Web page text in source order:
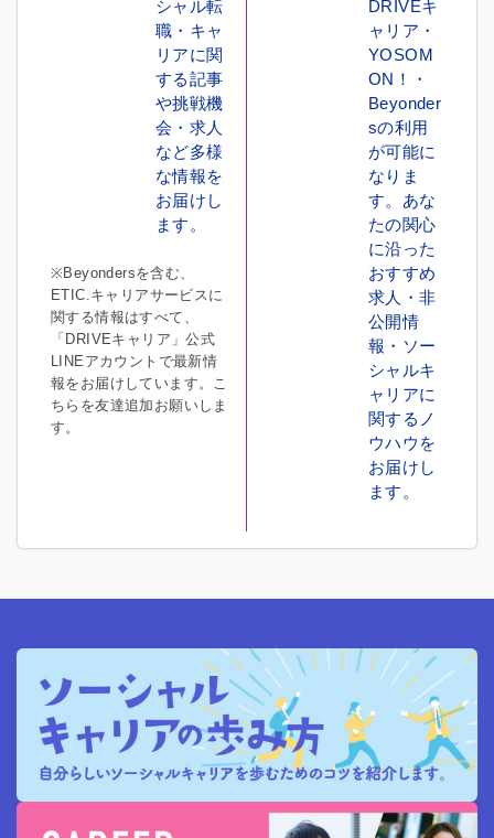
シャル転
職・キャ
リアに関
する記事
や挑戦機
会・求人
など多様
な情報を
お届けし
ます。
※Beyondersを含む、
ETIC.キャリアサービスに
関する情報はすべて、
「DRIVEキャリア」公式
LINEアカウントで最新情
報をお届けしています。こ
ちらを友達追加お願いしま
す。
DRIVEキ
ャリア・
YOSOM
ON！・
Beyonder
sの利用
が可能に
なりま
す。あな
たの関心
に沿った
おすすめ
求人・非
公開情
報・ソー
シャルキ
ャリアに
関するノ
ウハウを
お届けし
ます。